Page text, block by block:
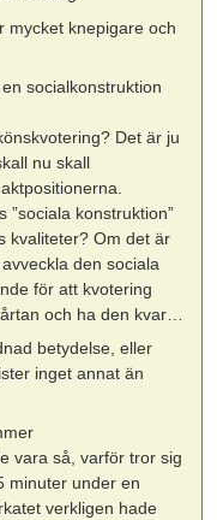
mycket knepigare och
socialkonstruktion
Det är ju
nu skall
”sociala konstruktion”
kvaliteter? Om det är
den sociala
för att kvotering
och ha den kvar…
betydelse, eller
inget annat än
vara så, varför tror sig
minuter under en
verkligen hade